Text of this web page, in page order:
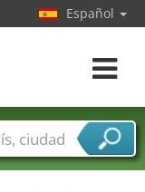
Español
toggle